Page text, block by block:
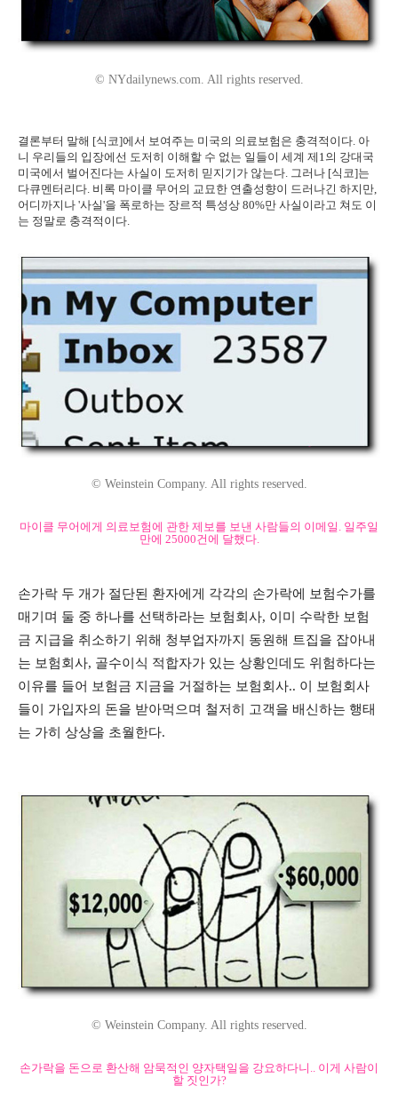
© NYdailynews.com. All rights reserved.
결론부터 말해 [식코]에서 보여주는 미국의 의료보험은 충격적이다. 아
니 우리들의 입장에선 도저히 이해할 수 없는 일들이 세계 제1의 강대국
미국에서 벌어진다는 사실이 도저히 믿지기가 않는다. 그러나 [식코]는
다큐멘터리다. 비록 마이클 무어의 교묘한 연출성향이 드러나긴 하지만,
어디까지나 '사실'을 폭로하는 장르적 특성상 80%만 사실이라고 쳐도 이
는 정말로 충격적이다.
© Weinstein Company. All rights reserved.
마이클 무어에게 의료보험에 관한 제보를 보낸 사람들의 이메일. 일주일
만에 25000건에 달했다.
손가락 두 개가 절단된 환자에게 각각의 손가락에 보험수가를
매기며 둘 중 하나를 선택하라는 보험회사, 이미 수락한 보험
금 지급을 취소하기 위해 청부업자까지 동원해 트집을 잡아내
는 보험회사, 골수이식 적합자가 있는 상황인데도 위험하다는
이유를 들어 보험금 지금을 거절하는 보험회사.. 이 보험회사
들이 가입자의 돈을 받아먹으며 철저히 고객을 배신하는 행태
는 가히 상상을 초월한다.
© Weinstein Company. All rights reserved.
손가락을 돈으로 환산해 암묵적인 양자택일을 강요하다니.. 이게 사람이
할 짓인가?